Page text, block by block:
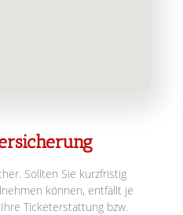
Sollten Sie kurzfristig
können, entfällt je
Ticketerstattung bzw.